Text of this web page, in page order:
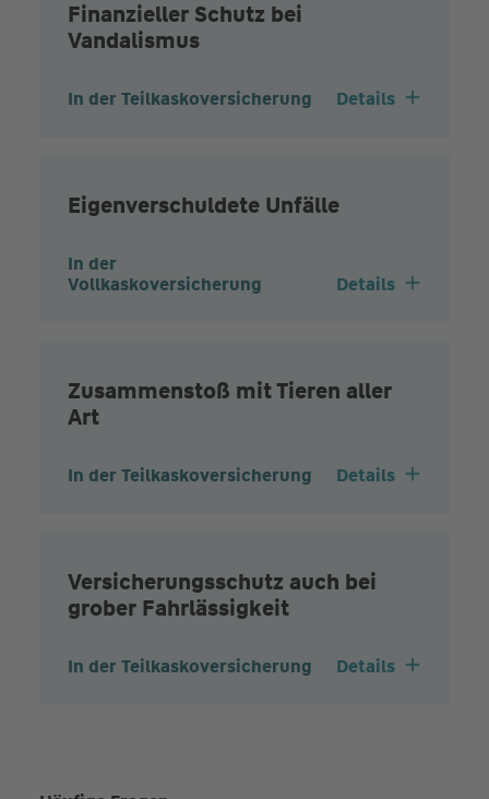
Finanzieller Schutz bei
Vandalismus
In der Teilkaskoversicherung Details
Eigenverschuldete Unfälle
In der
Vollkaskoversicherung
Details
Zusammenstoß mit Tieren aller
Art
In der Teilkaskoversicherung Details
Versicherungsschutz auch bei
grober Fahrlässigkeit
In der Teilkaskoversicherung Details